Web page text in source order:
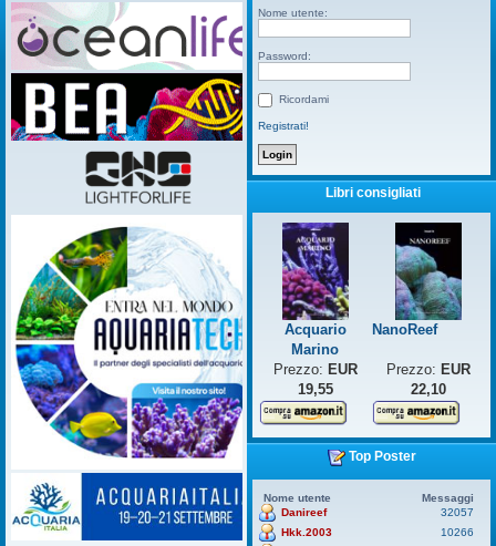
Nome utente:
Password:
Ricordami
Registrati!
Libri consigliati
Acquario
Marino
NanoReef
Prezzo: EUR
19,55
Prezzo: EUR
22,10
Top Poster
Nome utente
Messaggi
Danireef
32057
Hkk.2003
10266